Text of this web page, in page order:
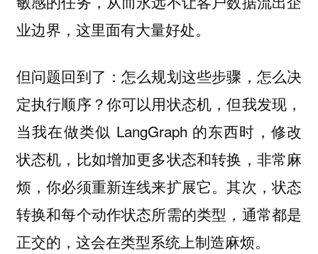
业边界，这里面有大量好处。
但问题回到了：怎么规划这些步骤，怎么决
定执行顺序？你可以用状态机，但我发现，
当我在做类似 LangGraph 的东西时，修改
状态机，比如增加更多状态和转换，非常麻
烦，你必须重新连线来扩展它。其次，状态
转换和每个动作状态所需的类型，通常都是
正交的，这会在类型系统上制造麻烦。